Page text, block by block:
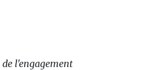
de l'engagement